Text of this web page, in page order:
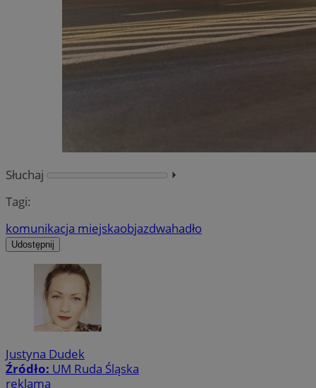
Słuchaj
⏵︎
Tagi:
komunikacja miejskaobjazdwahadło
Udostępnij
Justyna Dudek
Źródło: UM Ruda Śląska
reklama